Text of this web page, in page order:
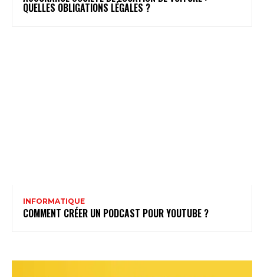
QUELLES OBLIGATIONS LÉGALES ?
INFORMATIQUE
COMMENT CRÉER UN PODCAST POUR YOUTUBE ?